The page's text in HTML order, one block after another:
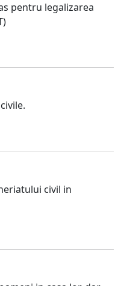
pentru legalizarea
civil in